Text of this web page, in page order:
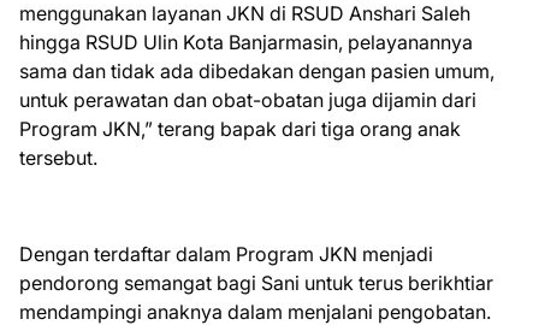
menggunakan layanan JKN di RSUD Anshari Saleh
hingga RSUD Ulin Kota Banjarmasin, pelayanannya
sama dan tidak ada dibedakan dengan pasien umum,
untuk perawatan dan obat-obatan juga dijamin dari
Program JKN,” terang bapak dari tiga orang anak
tersebut.
Dengan terdaftar dalam Program JKN menjadi
pendorong semangat bagi Sani untuk terus berikhtiar
mendampingi anaknya dalam menjalani pengobatan.